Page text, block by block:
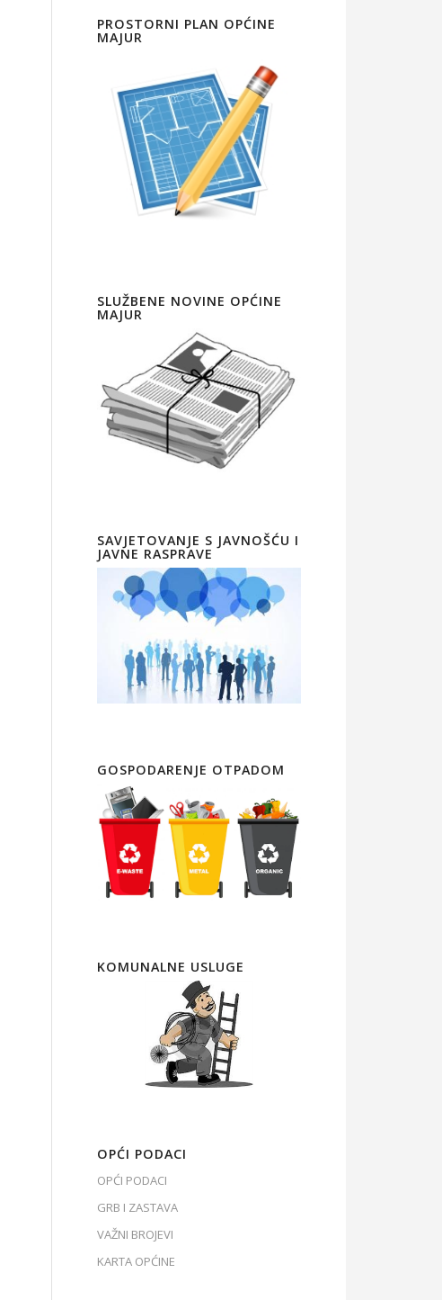
PROSTORNI PLAN OPĆINE
MAJUR
SLUŽBENE NOVINE OPĆINE
MAJUR
SAVJETOVANJE S JAVNOŠĆU I
JAVNE RASPRAVE
GOSPODARENJE OTPADOM
KOMUNALNE USLUGE
OPĆI PODACI
OPĆI PODACI
GRB I ZASTAVA
VAŽNI BROJEVI
KARTA OPĆINE